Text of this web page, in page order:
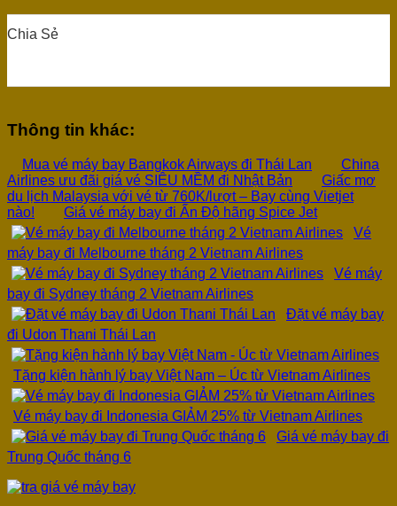
Chia Sẻ
Thông tin khác:
Mua vé máy bay Bangkok Airways đi Thái Lan
China
Airlines ưu đãi giá vé SIÊU MỀM đi Nhật Bản
Giấc mơ
du lịch Malaysia với vé từ 760K/lượt – Bay cùng Vietjet
nào!
Giá vé máy bay đi Ấn Độ hãng Spice Jet
Vé
máy bay đi Melbourne tháng 2 Vietnam Airlines
Vé máy
bay đi Sydney tháng 2 Vietnam Airlines
Đặt vé máy bay
đi Udon Thani Thái Lan
Tặng kiện hành lý bay Việt Nam – Úc từ Vietnam Airlines
Vé máy bay đi Indonesia GIẢM 25% từ Vietnam Airlines
Giá vé máy bay đi
Trung Quốc tháng 6